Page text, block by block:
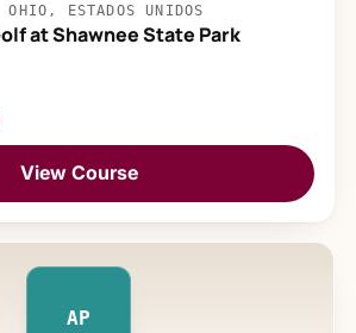
OHIO, ESTADOS UNIDOS
at Shawnee State Park
View Course
AP